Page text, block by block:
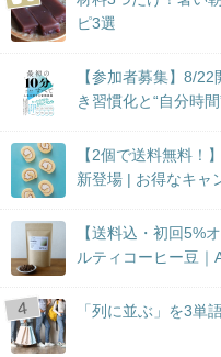
ピ3選
【参加者募集】8/
き習慣化と“自分時
【2個で送料無料！
新登場 | お得なキャ
【送料込・初回5%
ルティコーヒー豆｜
「列に並ぶ」を3単